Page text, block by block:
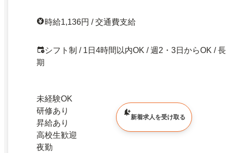
時給1,136円 / 交通費支給
シフト制 / 1日4時間以内OK / 週2・3日からOK / 長
期
未経験OK
研修あり
昇給あり
高校生歓迎
夜勤
新着求人を受け取る